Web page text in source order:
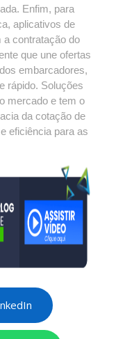
Enfim, para
aplicativos de
a contratação do
que une ofertas
embarcadores,
rápido. Soluções
mercado e tem o
da cotação de
eficiência para as